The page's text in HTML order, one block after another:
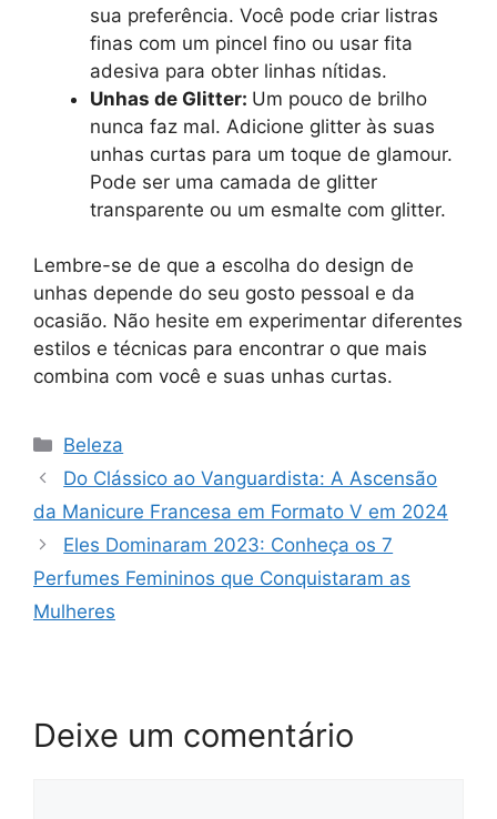
sua preferência. Você pode criar listras
finas com um pincel fino ou usar fita
adesiva para obter linhas nítidas.
Unhas de Glitter: Um pouco de brilho
nunca faz mal. Adicione glitter às suas
unhas curtas para um toque de glamour.
Pode ser uma camada de glitter
transparente ou um esmalte com glitter.
Lembre-se de que a escolha do design de
unhas depende do seu gosto pessoal e da
ocasião. Não hesite em experimentar diferentes
estilos e técnicas para encontrar o que mais
combina com você e suas unhas curtas.
Categorias
Beleza
Do Clássico ao Vanguardista: A Ascensão
da Manicure Francesa em Formato V em 2024
Eles Dominaram 2023: Conheça os 7
Perfumes Femininos que Conquistaram as
Mulheres
Deixe um comentário